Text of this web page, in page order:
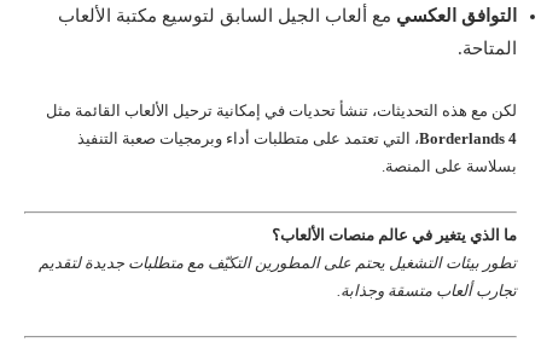
التوافق العكسي مع ألعاب الجيل السابق لتوسيع مكتبة الألعاب
المتاحة.
لكن مع هذه التحديثات، تنشأ تحديات في إمكانية ترحيل الألعاب القائمة مثل
Borderlands 4، التي تعتمد على متطلبات أداء وبرمجيات صعبة التنفيذ
بسلاسة على المنصة.
ما الذي يتغير في عالم منصات الألعاب؟
تطور بيئات التشغيل يحتم على المطورين التكيّف مع متطلبات جديدة لتقديم
تجارب ألعاب متسقة وجذابة.